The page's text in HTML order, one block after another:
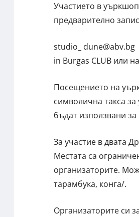
Участието в
предварително
studio_ dune@abv.bg
in Burgas CLUB или
Посещението на
символична такса
бъдат използвани
За участие в двата
Местата са
организаторите.
тарамбука, конга/.
Организаторите си